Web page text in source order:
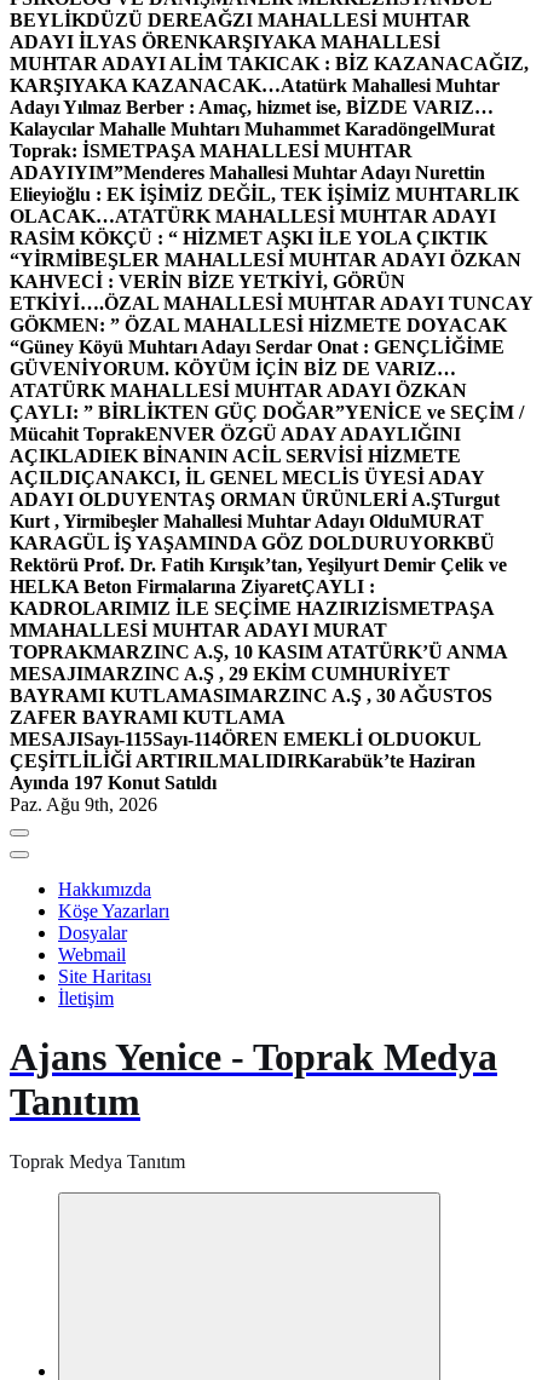
BEYLİKDÜZÜ DEREAĞZI MAHALLESİ MUHTAR
ADAYI İLYAS ÖRENKARŞIYAKA MAHALLESİ
MUHTAR ADAYI ALİM TAKICAK : BİZ KAZANACAĞIZ,
KARŞIYAKA KAZANACAK…Atatürk Mahallesi Muhtar
Adayı Yılmaz Berber : Amaç, hizmet ise, BİZDE VARIZ…
Kalaycılar Mahalle Muhtarı Muhammet KaradöngelMurat
Toprak: İSMETPAŞA MAHALLESİ MUHTAR
ADAYIYIM”Menderes Mahallesi Muhtar Adayı Nurettin
Elieyioğlu : EK İŞİMİZ DEĞİL, TEK İŞİMİZ MUHTARLIK
OLACAK…ATATÜRK MAHALLESİ MUHTAR ADAYI
RASİM KÖKÇÜ : “ HİZMET AŞKI İLE YOLA ÇIKTIK
“YİRMİBEŞLER MAHALLESİ MUHTAR ADAYI ÖZKAN
KAHVECİ : VERİN BİZE YETKİYİ, GÖRÜN
ETKİYİ….ÖZAL MAHALLESİ MUHTAR ADAYI TUNCAY
GÖKMEN: ” ÖZAL MAHALLESİ HİZMETE DOYACAK
“Güney Köyü Muhtarı Adayı Serdar Onat : GENÇLİĞİME
GÜVENİYORUM. KÖYÜM İÇİN BİZ DE VARIZ…
ATATÜRK MAHALLESİ MUHTAR ADAYI ÖZKAN
ÇAYLI: ” BİRLİKTEN GÜÇ DOĞAR”YENİCE ve SEÇİM /
Mücahit ToprakENVER ÖZGÜ ADAY ADAYLIĞINI
AÇIKLADIEK BİNANIN ACİL SERVİSİ HİZMETE
AÇILDIÇANAKCI, İL GENEL MECLİS ÜYESİ ADAY
ADAYI OLDUYENTAŞ ORMAN ÜRÜNLERİ A.ŞTurgut
Kurt , Yirmibeşler Mahallesi Muhtar Adayı OlduMURAT
KARAGÜL İŞ YAŞAMINDA GÖZ DOLDURUYORKBÜ
Rektörü Prof. Dr. Fatih Kırışık’tan, Yeşilyurt Demir Çelik ve
HELKA Beton Firmalarına ZiyaretÇAYLI :
KADROLARIMIZ İLE SEÇİME HAZIRIZİSMETPAŞA
MMAHALLESİ MUHTAR ADAYI MURAT
TOPRAKMARZINC A.Ş, 10 KASIM ATATÜRK’Ü ANMA
MESAJIMARZINC A.Ş , 29 EKİM CUMHURİYET
BAYRAMI KUTLAMASIMARZINC A.Ş , 30 AĞUSTOS
ZAFER BAYRAMI KUTLAMA
MESAJISayı-115Sayı-114ÖREN EMEKLİ OLDUOKUL
ÇEŞİTLİLİĞİ ARTIRILMALIDIRKarabük’te Haziran
Ayında 197 Konut Satıldı
Paz. Ağu 9th, 2026
Hakkımızda
Köşe Yazarları
Dosyalar
Webmail
Site Haritası
İletişim
Ajans Yenice - Toprak Medya
Tanıtım
Toprak Medya Tanıtım